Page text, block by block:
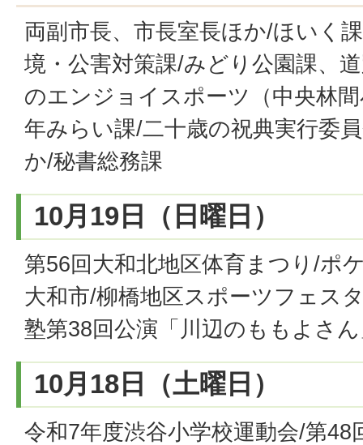
両副市長、市長室長ほか/ほいく
境・公害対策課/みどり公園課、
のエンジョイスポーツ（中央林
年みらい課/二十歳の祝典実行委
か/秘書総務課
10月19日（日曜日）
第56回大和北地区体育まつり/ポ
大和市/柳橋地区スポーツフェス
塾第38回公演「川辺のももよさ
10月18日（土曜日）
令和7年度渋谷小学校運動会/第48